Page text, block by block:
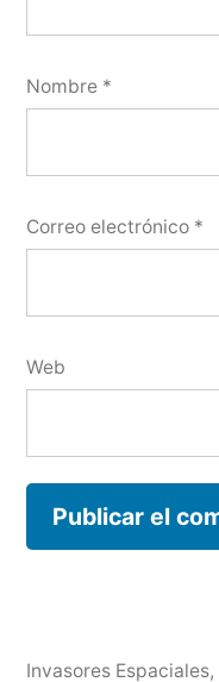
Nombre *
Correo electrónico *
Web
Invasores Espaciales,